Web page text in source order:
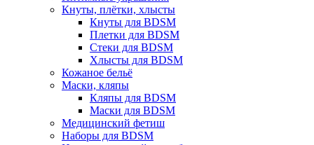
Кнуты, плётки, хлысты
Кнуты для BDSM
Плетки для BDSM
Стеки для BDSM
Хлысты для BDSM
Кожаное бельё
Маски, кляпы
Кляпы для BDSM
Маски для BDSM
Медицинский фетиш
Наборы для BDSM